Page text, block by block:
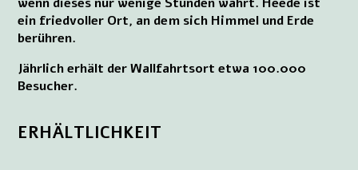
ein friedvoller Ort, an dem sich Himmel und Erde
berühren.
Jährlich erhält der Wallfahrtsort etwa 100.000
Besucher.
ERHÄLTLICHKEIT